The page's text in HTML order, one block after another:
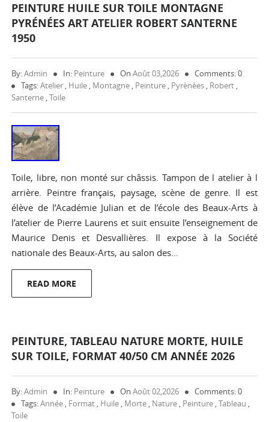
PEINTURE HUILE SUR TOILE MONTAGNE
PYRÉNÉES ART ATELIER ROBERT SANTERNE
1950
By:Admin In: Peinture OnAoût 03,2026
Comments: 0
Tags:Atelier , Huile , Montagne , Peinture , Pyrènèes , Robert ,
Santerne ,Toile
Toile, libre, non monté sur châssis. Tampon de l atelier à l
arrière. Peintre français, paysage, scène de genre. Il est
élève de l’Académie Julian et de l’école des Beaux-Arts à
l’atelier de Pierre Laurens et suit ensuite l’enseignement de
Maurice Denis et Desvallières. Il expose à la Société
nationale des Beaux-Arts, au salon des…
READ MORE
PEINTURE, TABLEAU NATURE MORTE, HUILE
SUR TOILE, FORMAT 40/50 CM ANNÉE 2026
By:Admin In: Peinture OnAoût 02,2026
Comments: 0
Tags:Année , Format , Huile , Morte , Nature , Peinture ,Tableau ,
Toile